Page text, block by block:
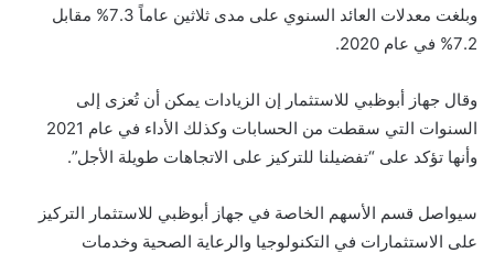
وبلغت معدلات العائد السنوي على مدى ثلاثين عاماً 7.3% مقابل
7.2% في عام 2020.
وقال جهاز أبوظبي للاستثمار إن الزيادات يمكن أن تُعزى إلى
السنوات التي سقطت من الحسابات وكذلك الأداء في عام 2021
وأنها تؤكد على “تفضيلنا للتركيز على الاتجاهات طويلة الأجل”.
سيواصل قسم الأسهم الخاصة في جهاز أبوظبي للاستثمار التركيز
على الاستثمارات في التكنولوجيا والرعاية الصحية وخدمات